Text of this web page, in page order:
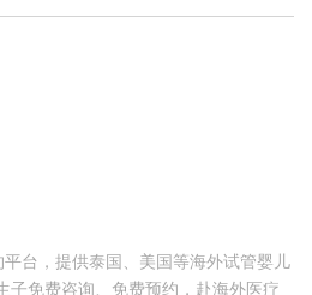
台，提供泰国、美国等海外试管婴儿
子免费咨询、免费预约，赴海外医疗